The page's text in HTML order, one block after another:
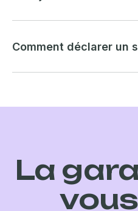
Comment déclarer un
La